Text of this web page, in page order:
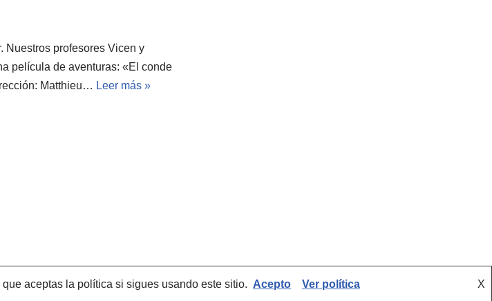
Nuestros profesores Vicen y
película de aventuras: «El conde
Matthieu… Leer más »
aceptas la política si sigues usando este sitio. X
Acepto Ver política